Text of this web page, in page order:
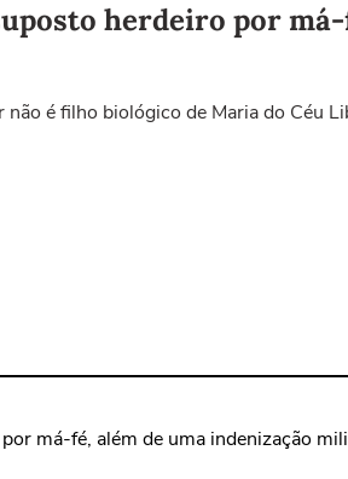
herdeiro por
é filho biológico de Maria do Céu
má-fé, além de uma indenização